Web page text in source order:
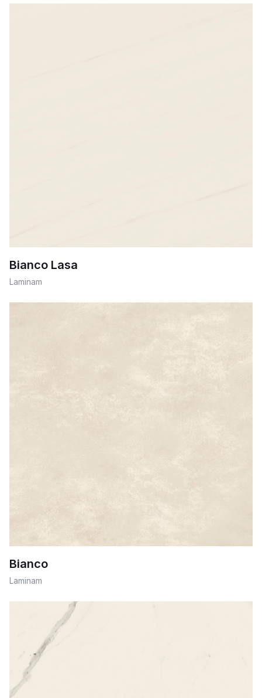
Bianco Lasa
Laminam
Bianco
Laminam